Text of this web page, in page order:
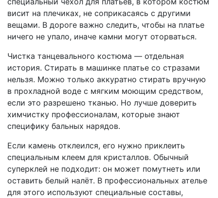
висит на плечиках, не соприкасаясь с другими
вещами. В дороге важно следить, чтобы на платье
ничего не упало, иначе камни могут оторваться.
Чистка танцевального костюма — отдельная
история. Стирать в машинке платье со стразами
нельзя. Можно только аккуратно стирать вручную
в прохладной воде с мягким моющим средством,
если это разрешено тканью. Но лучше доверить
химчистку профессионалам, которые знают
специфику бальных нарядов.
Если камень отклеился, его нужно приклеить
специальным клеем для кристаллов. Обычный
суперклей не подходит: он может помутнеть или
оставить белый налёт. В профессиональных ателье
для этого используют специальные составы,